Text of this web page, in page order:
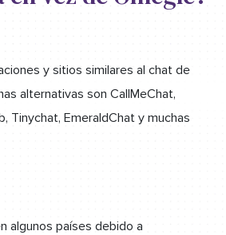
y sitios similares al chat de
alternativas son CallMeChat,
Tinychat, EmeraldChat y muchas
algunos países debido a